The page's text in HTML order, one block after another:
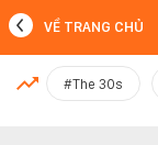
MỚI NHẤT
VỀ TRANG CHỦ
#The 30s